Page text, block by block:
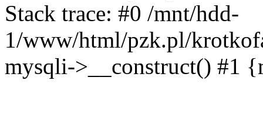
Stack trace: #0 /mnt/hdd-
1/www/html/pzk.pl/
mysqli->__construct() #1